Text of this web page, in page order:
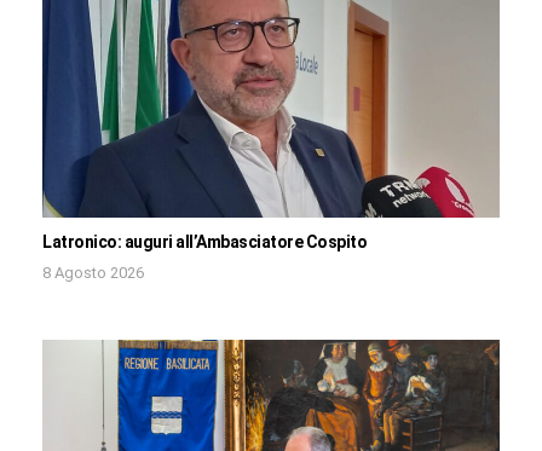
Latronico: auguri all’Ambasciatore Cospito
8 Agosto 2026